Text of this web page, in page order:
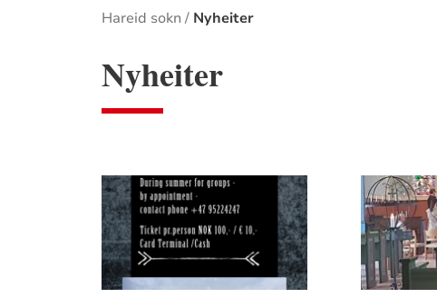
Brødsmulesti
Hareid sokn Nyheiter
Nyheiter